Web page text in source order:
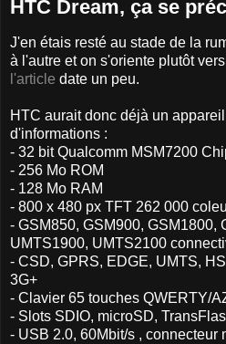
HTC Dream, ça se
J'en étais resté au stade de la
à l'autre et on s'oriente plutôt
l'article date un peu.
HTC aurait donc déjà un
d'informations :
- 32 bit Qualcomm MSM7200
- 256 Mo ROM
- 128 Mo RAM
- 800 x 480 px TFT 262 000
- GSM850, GSM900, GSM1800,
UMTS1900, UMTS2100
- CSD, GPRS, EDGE, UMTS,
3G+
- Clavier 65 touches QWERTY/
- Slots SDIO, microSD,
- USB 2.0, 60Mbit/s , connecteur